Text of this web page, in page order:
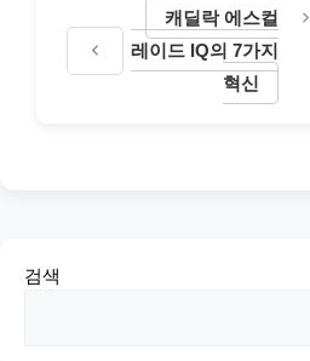
캐딜락 에스컬
레이드 IQ의 7가지
혁신
검색